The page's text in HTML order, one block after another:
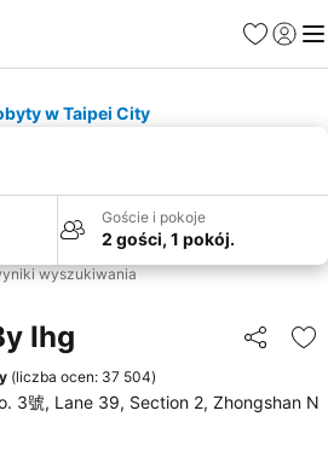
Ulubione
w Taipei City
Goście i pokoje
2 gości, 1 pokój.
wyszukiwania
Ihg
(liczba ocen: 37 504)
3號, Lane 39, Section 2, Zhongshan N